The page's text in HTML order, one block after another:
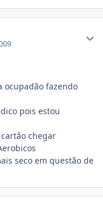
ocupadão fazendo
pois estou
chegar
seco em questão de